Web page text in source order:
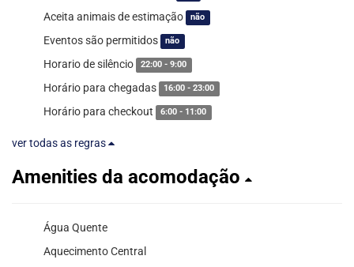
Aceita animais de estimação não
Eventos são permitidos não
Horario de silêncio 22:00 - 9:00
Horário para chegadas 16:00 - 23:00
Horário para checkout 6:00 - 11:00
ver todas as regras
Amenities da acomodação
Água Quente
Aquecimento Central